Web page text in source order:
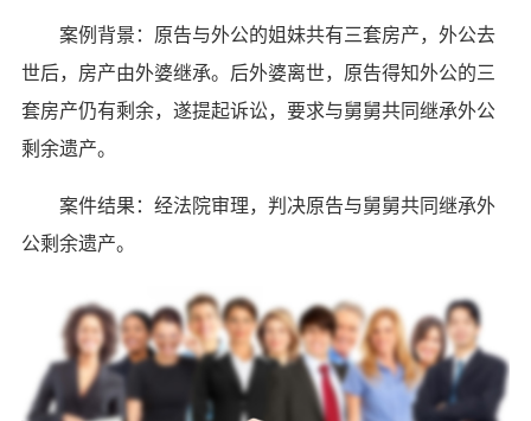
案例背景：原告与外公的姐妹共有三套房产，外公去
世后，房产由外婆继承。后外婆离世，原告得知外公的三
套房产仍有剩余，遂提起诉讼，要求与舅舅共同继承外公
剩余遗产。
案件结果：经法院审理，判决原告与舅舅共同继承外
公剩余遗产。